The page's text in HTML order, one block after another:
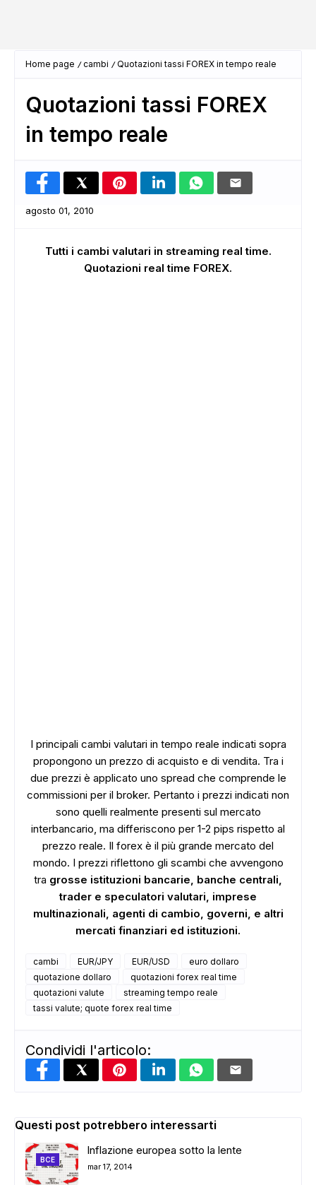
ADS
Home page cambi Quotazioni tassi FOREX in tempo reale
Quotazioni tassi FOREX
in tempo reale
agosto 01, 2010
Tutti i cambi valutari in streaming real time.
Quotazioni real time FOREX.
I principali cambi valutari in tempo reale indicati sopra
propongono un prezzo di acquisto e di vendita. Tra i
due prezzi è applicato uno spread che comprende le
commissioni per il broker. Pertanto i prezzi indicati non
sono quelli realmente presenti sul mercato
interbancario, ma differiscono per 1-2 pips rispetto al
prezzo reale. Il forex è il più grande mercato del
mondo. I prezzi riflettono gli scambi che avvengono
tra grosse istituzioni bancarie, banche centrali,
trader e speculatori valutari, imprese
multinazionali, agenti di cambio, governi, e altri
mercati finanziari ed istituzioni.
cambi EUR/JPY EUR/USD
euro dollaro
quotazione dollaro
quotazioni forex real time
quotazioni valute
streaming tempo reale
tassi valute; quote forex real time
Condividi l'articolo:
Questi post potrebbero interessarti
BCE
Inflazione europea sotto la lente
mar 17, 2014